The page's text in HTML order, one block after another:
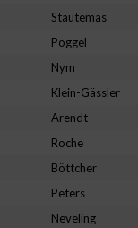
Stautemas
Poggel
Nym
Klein-Gässler
Arendt
Roche
Böttcher
Peters
Neveling